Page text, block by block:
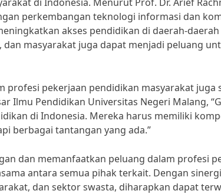
perkembangan teknologi informasi dan
akses pendidikan di daerah-
masyarakat juga dapat menjadi peluang
profesi pekerjaan pendidikan masyarakat
Ilmu Pendidikan Universitas Negeri Malang,
di Indonesia. Mereka harus memiliki
berbagai tantangan yang ada.”
dan memanfaatkan peluang dalam profesi
antara semua pihak terkait. Dengan
dan sektor swasta, diharapkan dapat